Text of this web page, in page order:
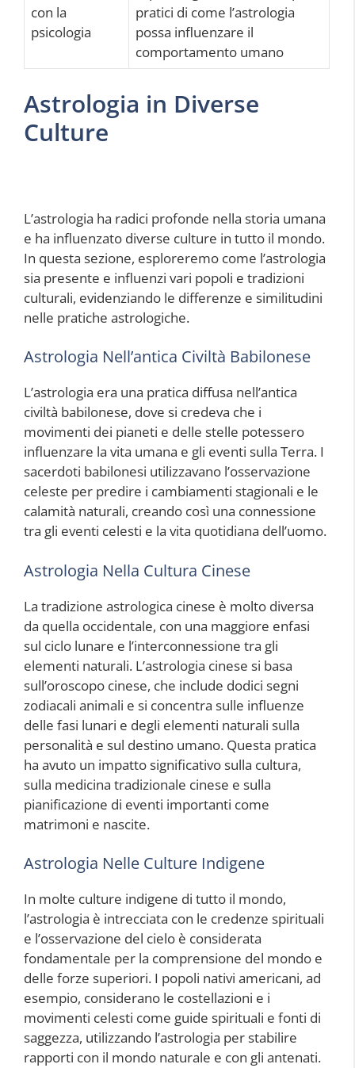
con la
psicologia
pratici di come l’astrologia
possa influenzare il
comportamento umano
Astrologia in Diverse
Culture
L’astrologia ha radici profonde nella storia umana
e ha influenzato diverse culture in tutto il mondo.
In questa sezione, esploreremo come l’astrologia
sia presente e influenzi vari popoli e tradizioni
culturali, evidenziando le differenze e similitudini
nelle pratiche astrologiche.
Astrologia Nell’antica Civiltà Babilonese
L’astrologia era una pratica diffusa nell’antica
civiltà babilonese, dove si credeva che i
movimenti dei pianeti e delle stelle potessero
influenzare la vita umana e gli eventi sulla Terra. I
sacerdoti babilonesi utilizzavano l’osservazione
celeste per predire i cambiamenti stagionali e le
calamità naturali, creando così una connessione
tra gli eventi celesti e la vita quotidiana dell’uomo.
Astrologia Nella Cultura Cinese
La tradizione astrologica cinese è molto diversa
da quella occidentale, con una maggiore enfasi
sul ciclo lunare e l’interconnessione tra gli
elementi naturali. L’astrologia cinese si basa
sull’oroscopo cinese, che include dodici segni
zodiacali animali e si concentra sulle influenze
delle fasi lunari e degli elementi naturali sulla
personalità e sul destino umano. Questa pratica
ha avuto un impatto significativo sulla cultura,
sulla medicina tradizionale cinese e sulla
pianificazione di eventi importanti come
matrimoni e nascite.
Astrologia Nelle Culture Indigene
In molte culture indigene di tutto il mondo,
l’astrologia è intrecciata con le credenze spirituali
e l’osservazione del cielo è considerata
fondamentale per la comprensione del mondo e
delle forze superiori. I popoli nativi americani, ad
esempio, considerano le costellazioni e i
movimenti celesti come guide spirituali e fonti di
saggezza, utilizzando l’astrologia per stabilire
rapporti con il mondo naturale e con gli antenati.